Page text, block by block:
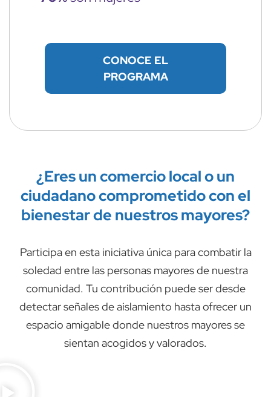
CONOCE EL
PROGRAMA
¿Eres un comercio local o un
ciudadano comprometido con el
bienestar de nuestros mayores?
Participa en esta iniciativa única para combatir la
soledad entre las personas mayores de nuestra
comunidad. Tu contribución puede ser desde
detectar señales de aislamiento hasta ofrecer un
espacio amigable donde nuestros mayores se
sientan acogidos y valorados.